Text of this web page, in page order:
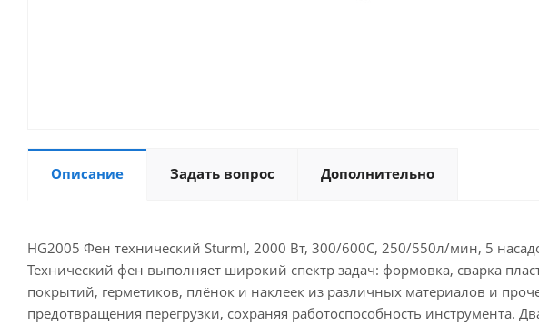
Описание Задать вопрос Дополнительно
HG2005 Фен технический Sturm!, 2000 Вт, 300/600C, 250/550л/мин, 5
Технический фен выполняет широкий спектр задач: формовка, сварка
покрытий, герметиков, плёнок и наклеек из различных материалов и
предотвращения перегрузки, сохраняя работоспособность